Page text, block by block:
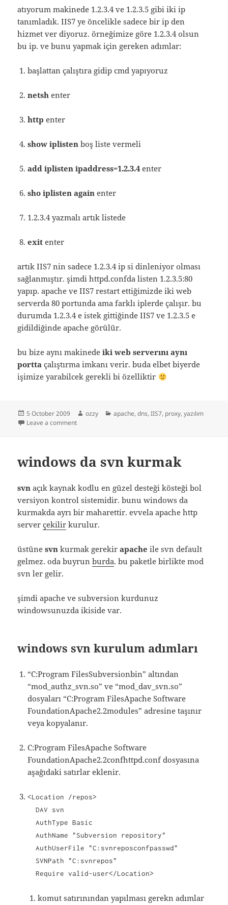
atıyorum makinede 1.2.3.4 ve 1.2.3.5 gibi iki ip
tanımladık. IIS7 ye öncelikle sadece bir ip den
hizmet ver diyoruz. örneğimize göre 1.2.3.4 olsun
bu ip. ve bunu yapmak için gereken adımlar:
başlattan çalıştıra gidip cmd yapıyoruz
netshenter
httpenter
show iplistenboş liste vermeli
add iplisten ipaddress=1.2.3.4enter
sho iplisten againenter
1.2.3.4 yazmalı artık listede
exitenter
artık IIS7 nin sadece 1.2.3.4 ip si dinleniyor olması
sağlanmıştır. şimdi httpd.confda listen 1.2.3.5:80
yapıp. apache ve IIS7 restart ettiğimizde iki web
serverda 80 portunda ama farklı iplerde çalışır. bu
durumda 1.2.3.4 e istek gittiğinde IIS7 ve 1.2.3.5 e
gidildiğinde apache görülür.
bu bize aynı makinedeiki web serverını aynı
portta çalıştırma imkanı verir. buda elbet biyerde
işimize yarabilcek gerekli bi özelliktir
Posted
on
5 October 2009 Author
ozzy Categories
apache,dns,IIS7, proxy,yazılım
Leave a commenton apache ve IIS7 beraber aynı makinede
windows da svn kurmak
svn açık kaynak kodlu en güzel desteği kösteği bol
versiyon kontrol sistemidir. bunu windows da
kurmakda ayrı bir maharettir. evvela apache http
serverçekilir kurulur.
üstünesvn kurmak gerekirapache ile svn default
gelmez. oda buyrunburda. bu paketle birlikte mod
svn ler gelir.
şimdi apache ve subversion kurdunuz
windowsunuzda ikiside var.
windows svn kurulum adımları
“C:Program FilesSubversionbin” altından
“mod_authz_svn.so” ve “mod_dav_svn.so”
dosyaları “C:Program FilesApache Software
FoundationApache2.2modules” adresine taşınır
veya kopyalanır.
C:Program FilesApache Software
FoundationApache2.2confhttpd.conf dosyasına
aşağıdaki satırlar eklenir.
<Location /repos>
DAV svn
AuthType Basic
AuthName "Subversion repository"
AuthUserFile "C:svnreposconfpasswd"
SVNPath "C:svnrepos"
Require valid-user</Location>
komut satırınından yapılması gerekn adımlar